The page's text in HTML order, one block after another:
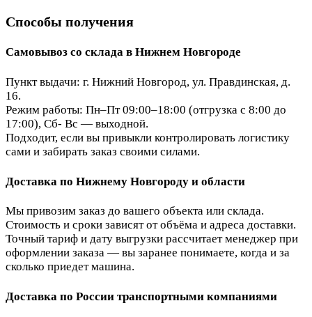
Способы получения
Самовывоз со склада в Нижнем Новгороде
Пункт выдачи: г. Нижний Новгород, ул. Правдинская, д.
16.
Режим работы: Пн–Пт 09:00–18:00 (отгрузка с 8:00 до
17:00), Сб- Вс — выходной.
Подходит, если вы привыкли контролировать логистику
сами и забирать заказ своими силами.
Доставка по Нижнему Новгороду и области
Мы привозим заказ до вашего объекта или склада.
Стоимость и сроки зависят от объёма и адреса доставки.
Точный тариф и дату выгрузки рассчитает менеджер при
оформлении заказа — вы заранее понимаете, когда и за
сколько приедет машина.
Доставка по России транспортными компаниями